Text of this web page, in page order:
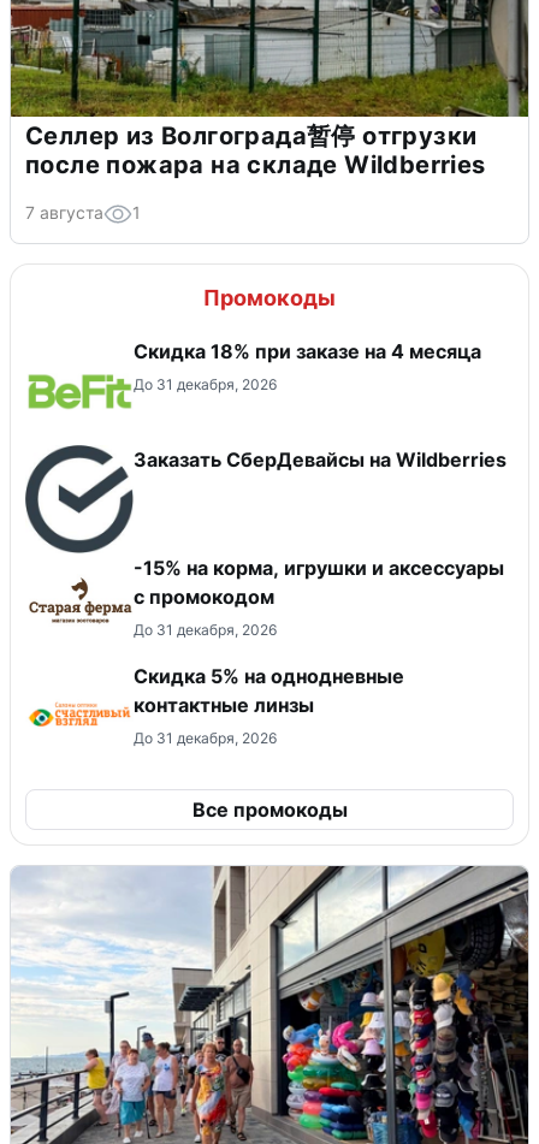
Селлер из Волгограда暂停 отгрузки
после пожара на складе Wildberries
7 августа 1
Промокоды
Скидка 18% при заказе на 4 месяца
До 31 декабря, 2026
Заказать СберДевайсы на Wildberries
-15% на корма, игрушки и аксессуары
с промокодом
До 31 декабря, 2026
Скидка 5% на однодневные
контактные линзы
До 31 декабря, 2026
Все промокоды